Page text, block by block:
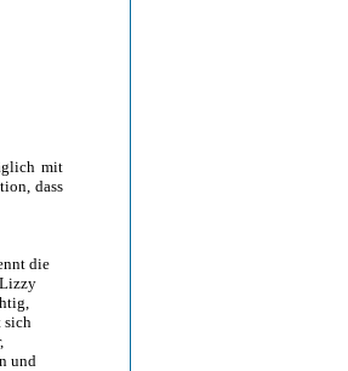
mit
dass
die
sich
und